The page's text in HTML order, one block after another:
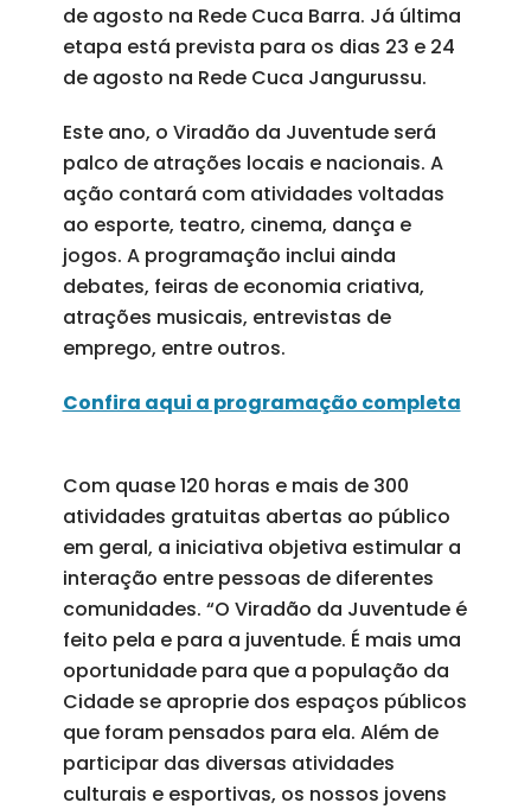
de agosto na Rede Cuca Barra. Já última
etapa está prevista para os dias 23 e 24
de agosto na Rede Cuca Jangurussu.
Este ano, o Viradão da Juventude será
palco de atrações locais e nacionais. A
ação contará com atividades voltadas
ao esporte, teatro, cinema, dança e
jogos. A programação inclui ainda
debates, feiras de economia criativa,
atrações musicais, entrevistas de
emprego, entre outros.
Confira aqui a programação completa
Com quase 120 horas e mais de 300
atividades gratuitas abertas ao público
em geral, a iniciativa objetiva estimular a
interação entre pessoas de diferentes
comunidades. “O Viradão da Juventude é
feito pela e para a juventude. É mais uma
oportunidade para que a população da
Cidade se aproprie dos espaços públicos
que foram pensados para ela. Além de
participar das diversas atividades
culturais e esportivas, os nossos jovens